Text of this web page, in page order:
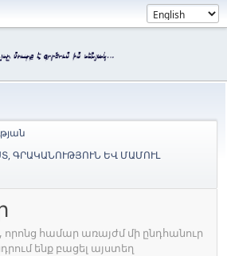
ԳՐԱԿԱՆՈՒԹՅՈՒՆ ԵՎ ՄԱՄՈՒԼ
որոնց համար առայժմ մի ընդհանուր
ենք բացել այստեղ